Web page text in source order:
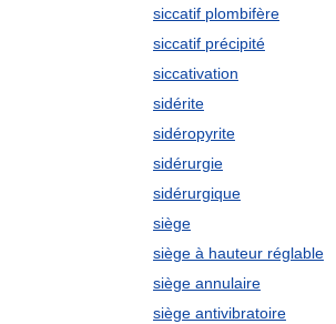
siccatif plombifère
siccatif précipité
siccativation
sidérite
sidéropyrite
sidérurgie
sidérurgique
siège
siège à hauteur réglable
siège annulaire
siège antivibratoire